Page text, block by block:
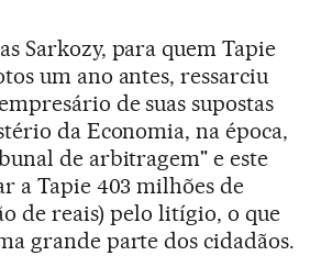
Sarkozy, para quem Tapie
um ano antes, ressarciu
de suas supostas
da Economia, na época,
de arbitragem" e este
a Tapie 403 milhões de
de reais) pelo litígio, o que
grande parte dos cidadãos.